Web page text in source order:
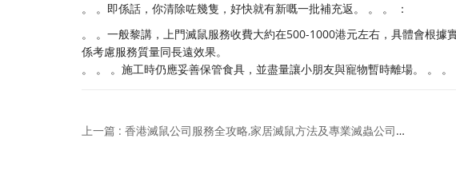
。 。即係話，你清除咗幾隻，好快就有新嘅一批補充返。 。 。 ：
。 。一般黎講，上門滅鼠服務收費大約在500-1000港元左右，具體會根
係考慮服務質量同長遠效果。
。 。 。施工時仍應妥善保管食具，並盡量讓小朋友與寵物暫時離場。 。 。
上一篇 : 香港滅鼠公司服務全攻略,家居滅鼠方法及專業滅蟲公司收費指南【室內滅鼠香港滅鼠公司】